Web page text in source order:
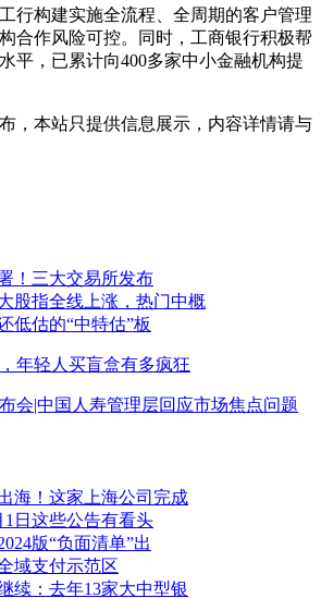
行构建实施全流程、全周期的客户管理
合作风险可控。同时，工商银行积极帮
平，已累计向400多家中小金融机构提
， 本站只提供信息展示，内容详情请与
！三大交易所发布
股指全线上涨，热门中概
低估的“中特估”板
年轻人买盲盒有多疯狂
会|中国人寿管理层回应市场焦点问题
海！这家上海公司完成
1日这些公告有看头
版“负面清单”出
域支付示范区
续：去年13家大中型银